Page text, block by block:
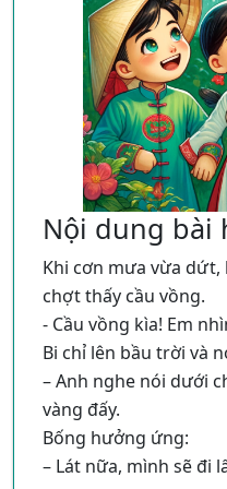
bè. Tuy nhiên,
nhận ra mình
cùng suy nghĩ
chia sẻ cảm xúc
sinh.
Cảm giác
bạn lớp một rụt
vật chính cảm
mình so với năm
bổng” mà nhân
thuần là về tuổi
và xã hội, phản
nhanh chóng
của trẻ khi từng
Tương tác xã hội
sự thân thiện và
"Ngày hôm qua
mò vốn có của
gian, một điều gì
lạ. Cách trẻ em
gian cho thấy sự
trong cách nhìn
Hình ảnh ẩn dụ
trả lời của người
thiên nhiên và
thích về sự tồn tại
hôm qua":
Ngày hôm
triển của hoa
đẹp và sự
Ngày hôm
tượng trưng
Nội dung bài
Khi cơn mưa vừa dứt,
chợt thấy cầu vồng.
- Cầu vồng kìa! Em
Bi chỉ lên bầu trời và
– Anh nghe nói dưới
vàng đấy.
Bống hưởng ứng:
– Lát nữa, mình sẽ đi